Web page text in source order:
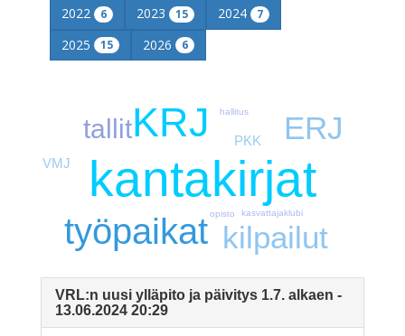
2022 6 2023 15 2024 7
2025 15 2026 6
kantakirjat
KRJ
työpaikat kilpailut
ERJ
tallit
PKK
VMJ
hallitus
kasvattajaklubi
opisto
VRL:n uusi ylläpito ja päivitys 1.7. alkaen -
13.06.2024 20:29